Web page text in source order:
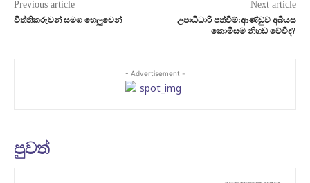
Previous article
විත්තිකරුවන් සමග හෙලූවෙන්
Next article
උපාධිධාරී පත්වීම්:ආණ්ඩුව අබියස
කොමිසම නිහඩ වේවිද?
- Advertisement -
පුවත්